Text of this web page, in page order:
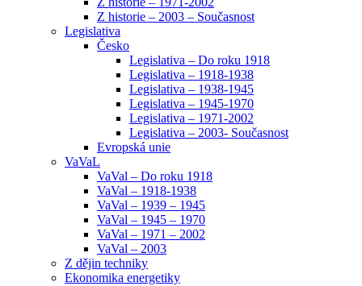
Z historie – 2003 – Současnost
Legislativa
Česko
Legislativa – Do roku 1918
Legislativa – 1918-1938
Legislativa – 1938-1945
Legislativa – 1945-1970
Legislativa – 1971-2002
Legislativa – 2003- Současnost
Evropská unie
VaVaL
VaVal – Do roku 1918
VaVal – 1918-1938
VaVal – 1939 – 1945
VaVal – 1945 – 1970
VaVal – 1971 – 2002
VaVal – 2003
Z dějin techniky
Ekonomika energetiky